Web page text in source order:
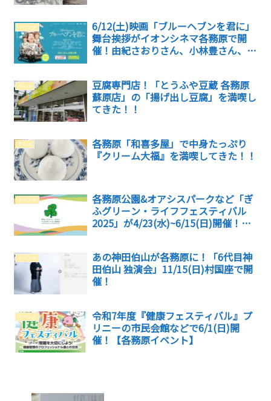
イベント
6/12(土)映画「ブルーヘブンを君に」
舞台挨拶がイオンシネマ各務原で開
催！由紀さおりさん、小林豊さん、本
グルメ
豆腐専門店！「とうふや豆蔵 各務原
蘇原店」の「揚げ出し豆腐」を満喫し
てきた！！
グルメ
各務原「和喜多屋」で中身たっぷり
『クリーム大福』を満喫してきた！！
イベント
各務原公園&オアシスパークなど「ぎ
ふグリーン・ライフフェスティバル
2025」が4/23(水)~6/15(日)開催！！
イベント
あの神田伯山が各務原に！「6代目神
田伯山 独演会」11/15(日)村国座で開
催！
イベント
令和7年度『健康フェスティバル』プ
リニーの市民会館などで6/1(日)開
催！【各務原イベント】